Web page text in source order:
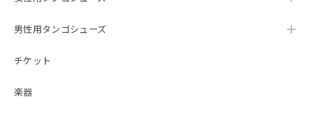
男性用タンゴシューズ
チケット
楽器